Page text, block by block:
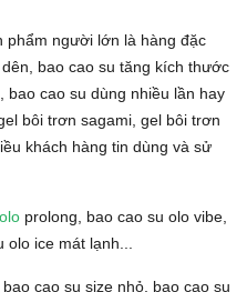
phẩm người lớn là hàng đặc
bao cao su tăng kích thước
cao su dùng nhiều lần hay
bôi trơn sagami, gel bôi trơn
khách hàng tin dùng và sử
prolong, bao cao su olo vibe,
ice mát lạnh...
cao su size nhỏ, bao cao su